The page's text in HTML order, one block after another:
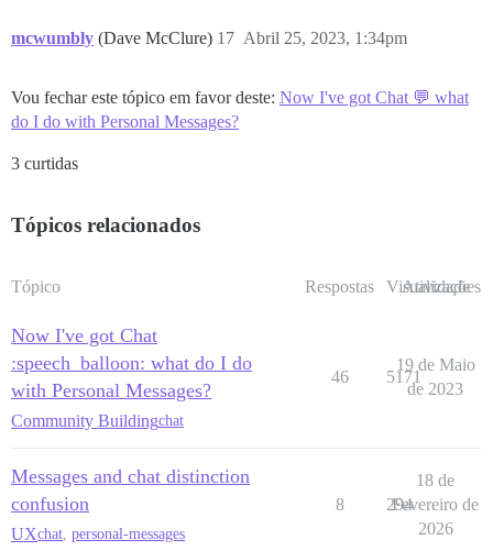
mcwumbly (Dave McClure) Abril 25, 2023, 1:34pm
17
Vou fechar este tópico em favor deste: Now I've got Chat 💬 what
do I do with Personal Messages?
3 curtidas
Tópicos relacionados
Tópico Respostas Visualizações
Atividade
Now I've got Chat
:speech_balloon: what do I do
with Personal Messages?
Community Buildingchat
46 5171
19 de Maio
de 2023
Messages and chat distinction
confusion
UXchat, personal-messages
8 294
18 de
Fevereiro de
2026